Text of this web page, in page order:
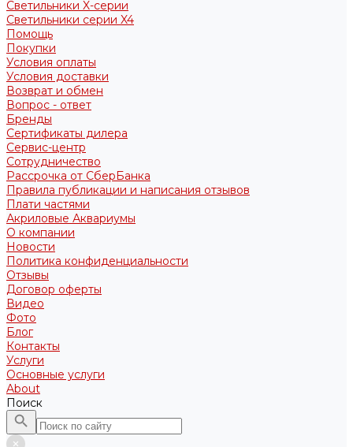
Светильники X-серии
Светильники серии X4
Помощь
Покупки
Условия оплаты
Условия доставки
Возврат и обмен
Вопрос - ответ
Бренды
Сертификаты дилера
Сервис-центр
Сотрудничество
Рассрочка от СберБанка
Правила публикации и написания отзывов
Плати частями
Акриловые Аквариумы
О компании
Новости
Политика конфиденциальности
Отзывы
Договор оферты
Видео
Фото
Блог
Контакты
Услуги
Основные услуги
About
Поиск